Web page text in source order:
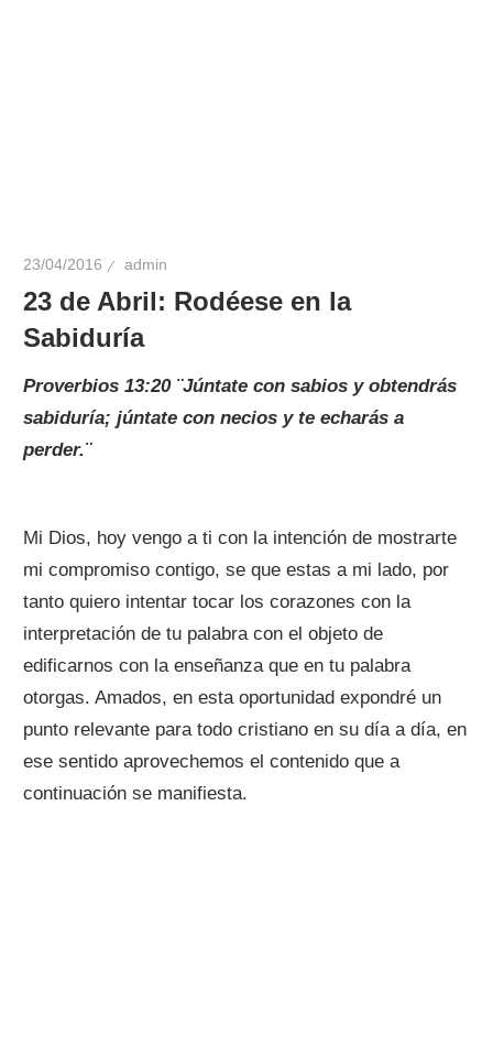
23/04/2016 admin
23 de Abril: Rodéese en la
Sabiduría
Proverbios 13:20 ¨Júntate con sabios y obtendrás
sabiduría; júntate con necios y te echarás a
perder.¨
Mi Dios, hoy vengo a ti con la intención de mostrarte
mi compromiso contigo, se que estas a mi lado, por
tanto quiero intentar tocar los corazones con la
interpretación de tu palabra con el objeto de
edificarnos con la enseñanza que en tu palabra
otorgas. Amados, en esta oportunidad expondré un
punto relevante para todo cristiano en su día a día, en
ese sentido aprovechemos el contenido que a
continuación se manifiesta.